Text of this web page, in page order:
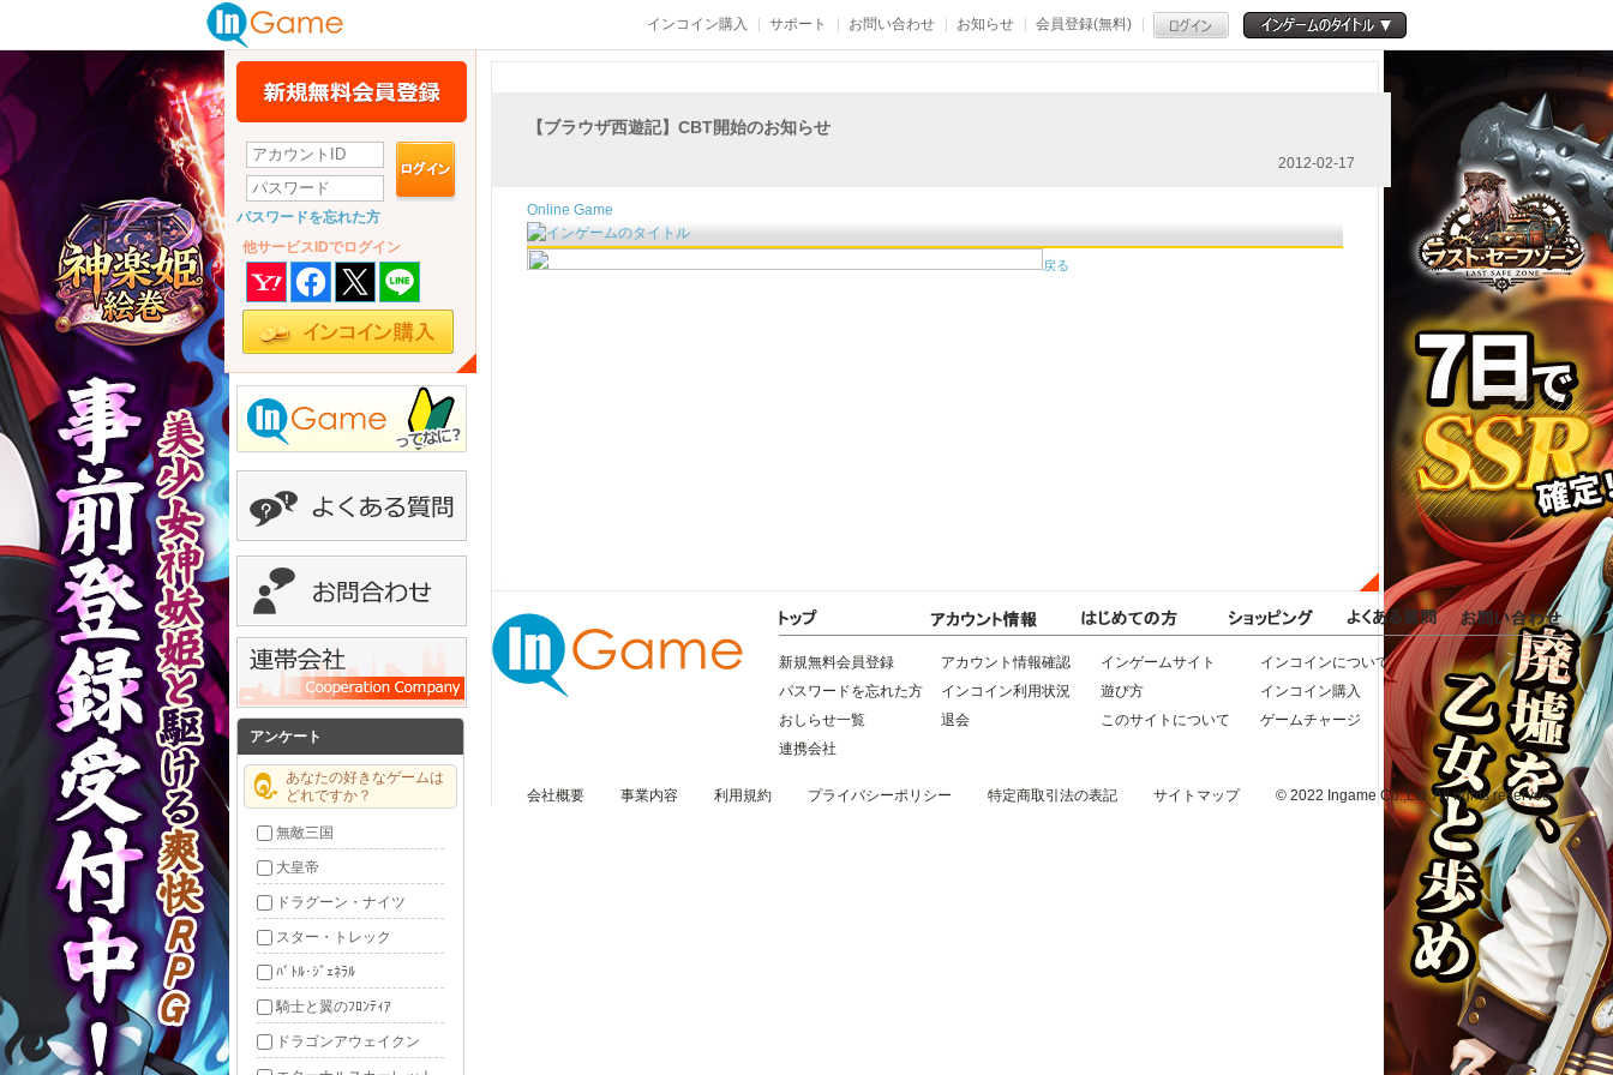
インコイン購入 サポート お問い合わせ お知らせ 会員登録(無料)
パスワードを忘れた方
他サービスIDでログイン
アンケート
あなたの好きなゲームは
どれですか？
無敵三国
大皇帝
ドラグーン・ナイツ
スター・トレック
ﾊﾞﾄﾙ･ｼﾞｪﾈﾗﾙ
騎士と翼のﾌﾛﾝﾃｨｱ
ドラゴンアウェイクン
【ブラウザ西遊記】CBT開始のお知らせ
2012-02-17
Online Game
無敵三国
戻る
新規無料会員登録
パスワードを忘れた方
おしらせ一覧
連携会社
アカウント情報確認
インコイン利用状況
退会
インゲームサイト
遊び方
このサイトについて
インコインについて
インコイン購入
ゲームチャージ
会社概要 事業内容 利用規約 プライバシーポリシー 特定商取引法の表記 サイトマップ © 2022 Ingame Co.,Ltd. All rights reserved.